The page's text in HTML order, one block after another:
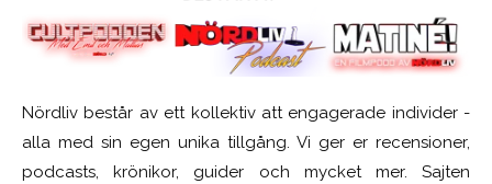
Nördliv består av ett kollektiv att engagerade individer -
alla med sin egen unika tillgång. Vi ger er recensioner,
podcasts, krönikor, guider och mycket mer. Sajten